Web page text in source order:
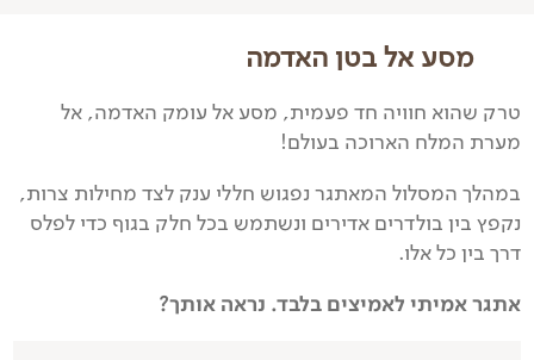
מסע אל בטן האדמה
טרק שהוא חוויה חד פעמית, מסע אל עומק האדמה, אל
מערת המלח הארוכה בעולם!
במהלך המסלול המאתגר נפגוש חללי ענק לצד מחילות צרות,
נקפץ בין בולדרים אדירים ונשתמש בכל חלק בגוף כדי לפלס
דרך בין כל אלו.
אתגר אמיתי לאמיצים בלבד. נראה אותך?